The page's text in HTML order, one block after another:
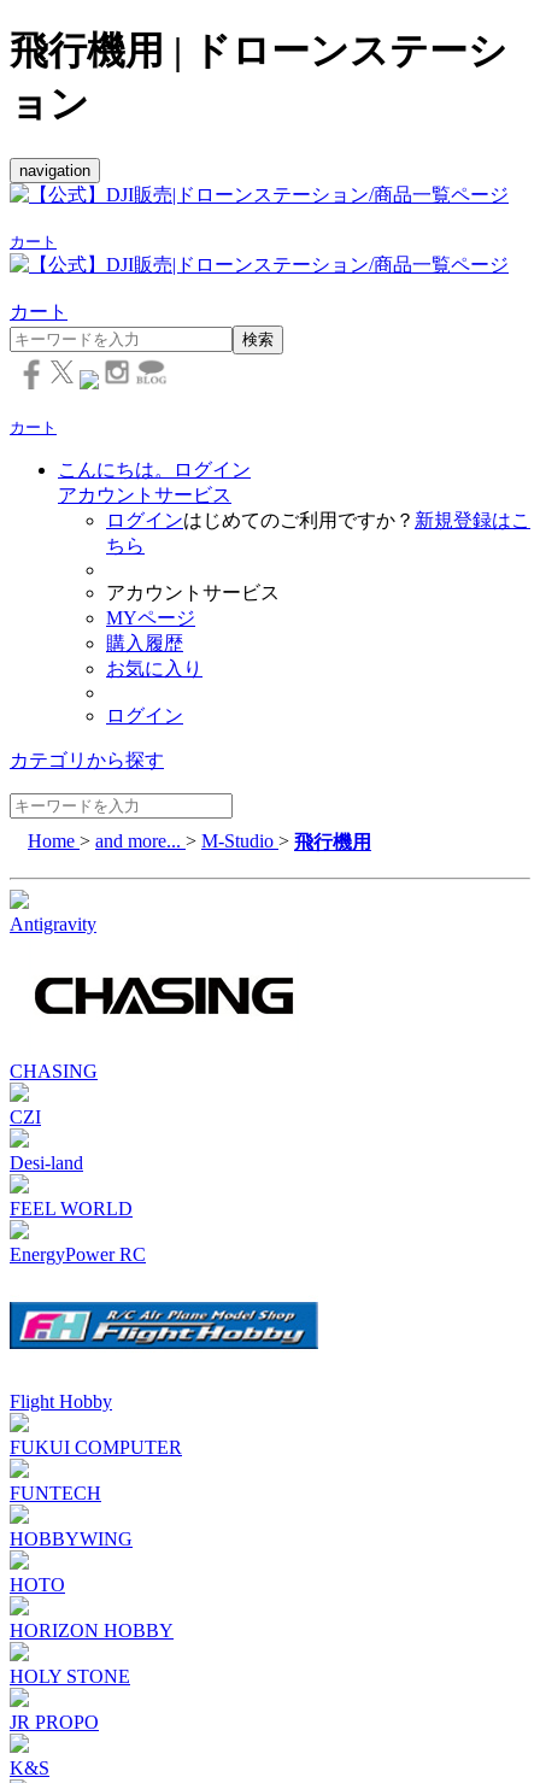
飛行機用 | ドローンステーシ
ョン
navigation
カート
カート
検索
カート
こんにちは。ログイン
アカウントサービス
ログインはじめてのご利用ですか？ 新規登録はこ
ちら
アカウントサービス
MYページ
購入履歴
お気に入り
ログイン
カテゴリから探す
Home > and more... > M-Studio > 飛行機用
Antigravity
CHASING
CZI
Desi-land
FEEL WORLD
EnergyPower RC
Flight Hobby
FUKUI COMPUTER
FUNTECH
HOBBYWING
HOTO
HORIZON HOBBY
HOLY STONE
JR PROPO
K&S